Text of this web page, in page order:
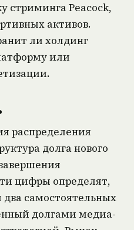
стриминга Peacock,
активов.
ли холдинг
или
распределения
долга нового
цифры определят,
самостоятельных
долгами медиа-